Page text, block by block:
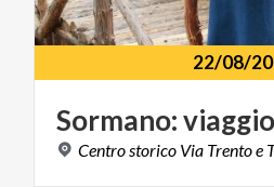
22/08/
Sormano:viaggio
Centro storico Via Trentoe